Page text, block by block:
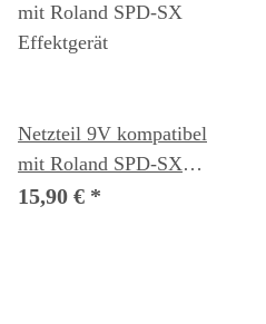
Netzteil 9V kompatibel
mit Roland SPD-SX
Effektgerät
15,90 € *